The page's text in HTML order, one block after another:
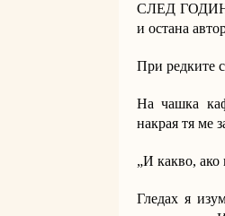
СЛЕД ГОДИНИ
и остана
При редките
На чашка
накрая тя ме
„И какво,
Гледах я